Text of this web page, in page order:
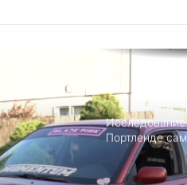
Детский день
как провести
Исследование
Портленде
угона
населения в